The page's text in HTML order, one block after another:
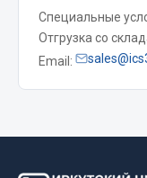
Лента конвейерная
Манжеты
Паронит
Специальные
Отгрузка со
Email: